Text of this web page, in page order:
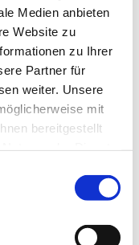
Medien anbieten
Website zu
zu Ihrer
Partner für
weiter. Unsere
mit
bereitgestellt